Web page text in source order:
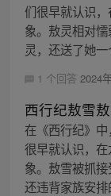
们很早就认识
象。敖灵相对
灵，还送了她
1 个回答 2024
西行纪敖雪
在《西行纪》
很早就认识，
象。敖雪被抓
还违背家族安